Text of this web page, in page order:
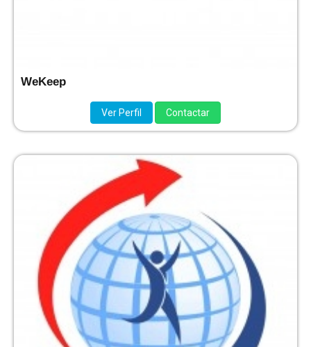
WeKeep
Ver Perfil Contactar